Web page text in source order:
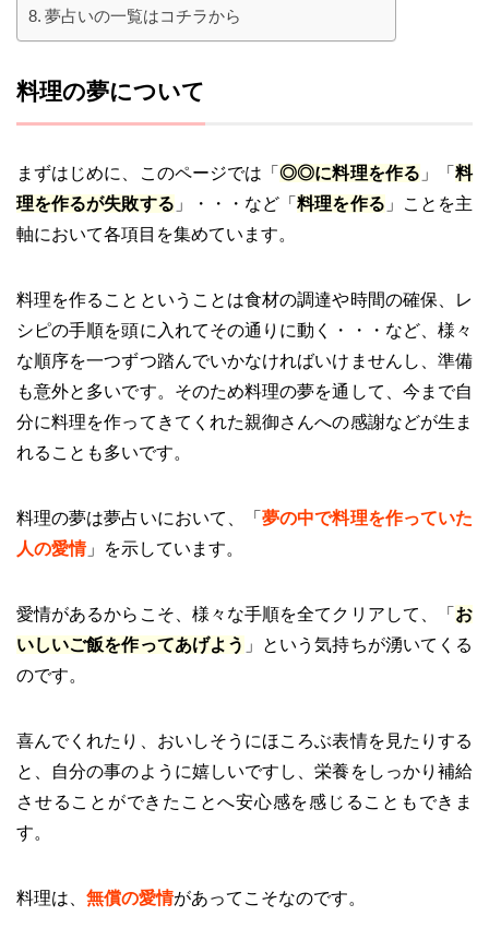
夢占いの一覧はコチラから
料理の夢について
まずはじめに、このページでは「◎◎に料理を作る 」「料
理を作るが失敗する 」・・・など「料理を作る 」ことを主
軸において各項目を集めています。
料理を作ることということは食材の調達や時間の確保、レ
シピの手順を頭に入れてその通りに動く・・・など、様々
な順序を一つずつ踏んでいかなければいけませんし、準備
も意外と多いです。そのため料理の夢を通して、今まで自
分に料理を作ってきてくれた親御さんへの感謝などが生ま
れることも多いです。
料理の夢は夢占いにおいて、「夢の中で料理を作っていた
人の愛情」を示しています。
愛情があるからこそ、様々な手順を全てクリアして、「 お
いしいご飯を作ってあげよう 」という気持ちが湧いてくる
のです。
喜んでくれたり、おいしそうにほころぶ表情を見たりする
と、自分の事のように嬉しいですし、栄養をしっかり補給
させることができたことへ安心感を感じることもできま
す。
料理は、 無償の愛情があってこそなのです。